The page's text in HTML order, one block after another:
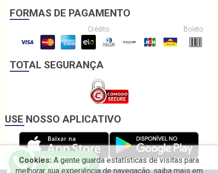
FORMAS DE PAGAMENTO
Crédito Boleto
TOTAL SEGURANÇA
USE NOSSO APLICATIVO
Cookies:A gente guarda estatísticas de visitas para
melhorar sua experiência de navegação, saiba mais em